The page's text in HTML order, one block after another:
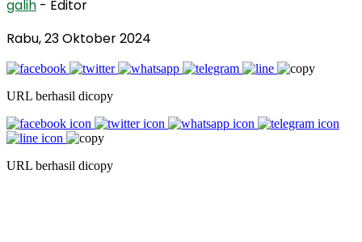
galih - Editor
Rabu, 23 Oktober 2024
URL berhasil dicopy
URL berhasil dicopy